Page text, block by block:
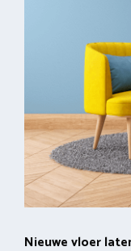
Nieuwe vloer